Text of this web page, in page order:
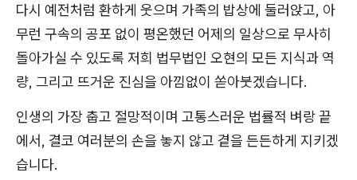
다시 예전처럼 환하게 웃으며 가족의 밥상에 둘러앉고, 아
무런 구속의 공포 없이 평온했던 어제의 일상으로 무사히
돌아가실 수 있도록 저희 법무법인 오현의 모든 지식과 역
량, 그리고 뜨거운 진심을 아낌없이 쏟아붓겠습니다.
인생의 가장 춥고 절망적이며 고통스러운 법률적 벼랑 끝
에서, 결코 여러분의 손을 놓지 않고 곁을 든든하게 지키겠
습니다.